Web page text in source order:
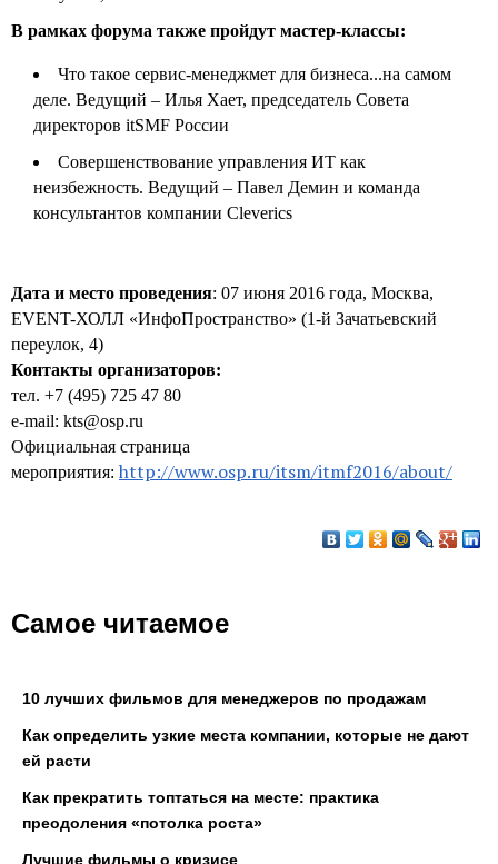
В рамках форума также пройдут мастер-классы:
Что такое сервис-менеджмет для бизнеса...на самом
деле. Ведущий – Илья Хает, председатель Совета
директоров itSMF России
Совершенствование управления ИТ как
неизбежность. Ведущий – Павел Демин и команда
консультантов компании Cleverics
Дата и место проведения: 07 июня 2016 года, Москва,
EVENT-ХОЛЛ «ИнфоПространство» (1-й Зачатьевский
переулок, 4)
Контакты организаторов:
тел. +7 (495) 725 47 80
e-mail: kts@osp.ru
Официальная страница
мероприятия: http://www.osp.ru/itsm/itmf2016/about/
Самое читаемое
10 лучших фильмов для менеджеров по продажам
Как определить узкие места компании, которые не дают
ей расти
Как прекратить топтаться на месте: практика
преодоления «потолка роста»
Лучшие фильмы о кризисе